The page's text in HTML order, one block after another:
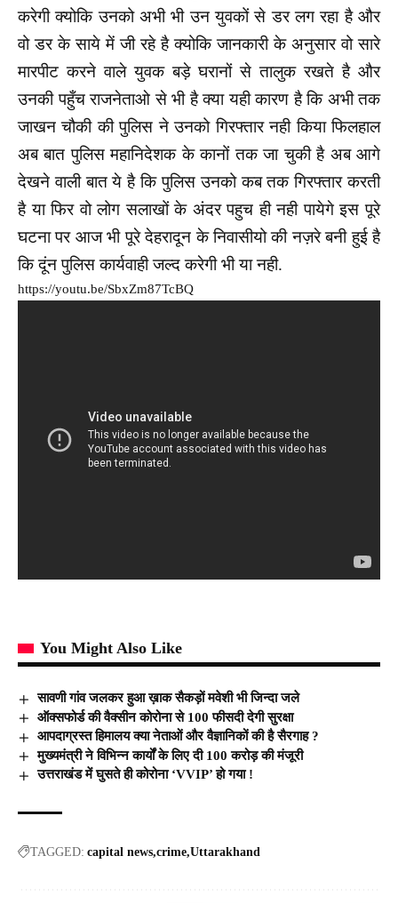
करेगी क्योकि उनको अभी भी उन युवकों से डर लग रहा है और
वो डर के साये में जी रहे है क्योकि जानकारी के अनुसार वो सारे
मारपीट करने वाले युवक बड़े घरानों से तालुक रखते है और
उनकी पहुँच राजनेताओ से भी है क्या यही कारण है कि अभी तक
जाखन चौकी की पुलिस ने उनको गिरफ्तार नही किया फिलहाल
अब बात पुलिस महानिदेशक के कानों तक जा चुकी है अब आगे
देखने वाली बात ये है कि पुलिस उनको कब तक गिरफ्तार करती
है या फिर वो लोग सलाखों के अंदर पहुच ही नही पायेगे इस पूरे
घटना पर आज भी पूरे देहरादून के निवासीयो की नज़रे बनी हुई है
कि दूंन पुलिस कार्यवाही जल्द करेगी भी या नही.
https://youtu.be/SbxZm87TcBQ
You Might Also Like
सावणी गांव जलकर हुआ ख़ाक सैकड़ों मवेशी भी जिन्दा जले
ऑक्सफोर्ड की वैक्सीन कोरोना से 100 फीसदी देगी सुरक्षा
आपदाग्रस्त हिमालय क्या नेताओं और वैज्ञानिकों की है सैरगाह ?
मुख्यमंत्री ने विभिन्न कार्यों के लिए दी 100 करोड़ की मंजूरी
उत्तराखंड में घुसते ही कोरोना ‘VVIP’ हो गया !
TAGGED: capital news crime Uttarakhand